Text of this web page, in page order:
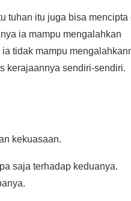
tuhan itu juga bisa mencipta
ia mampu mengalahkan
tidak mampu
kerajaannya sendiri-sendiri.
kekuasaan.
saja terhadap keduanya.